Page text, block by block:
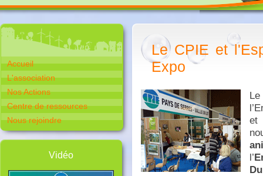
Accueil
L'association
Nos Actions
Centre de ressources
Nous rejoindre
Vidéo
Le CPIE et
Expo
et
l’